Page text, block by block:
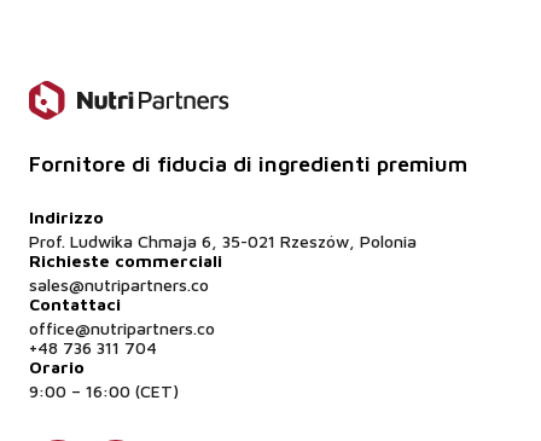
Fornitore di fiducia di ingredienti premium
Indirizzo
Prof. Ludwika Chmaja 6, 35-021 Rzeszów, Polonia
Richieste commerciali
sales@nutripartners.co
Contattaci
office@nutripartners.co
+48 736 311 704
Orario
9:00 – 16:00 (CET)